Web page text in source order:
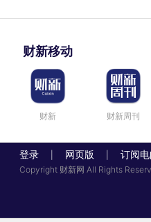
财新移动
财新 财新周刊
登录 网页版 订阅电
Copyright 财新网 All Rights